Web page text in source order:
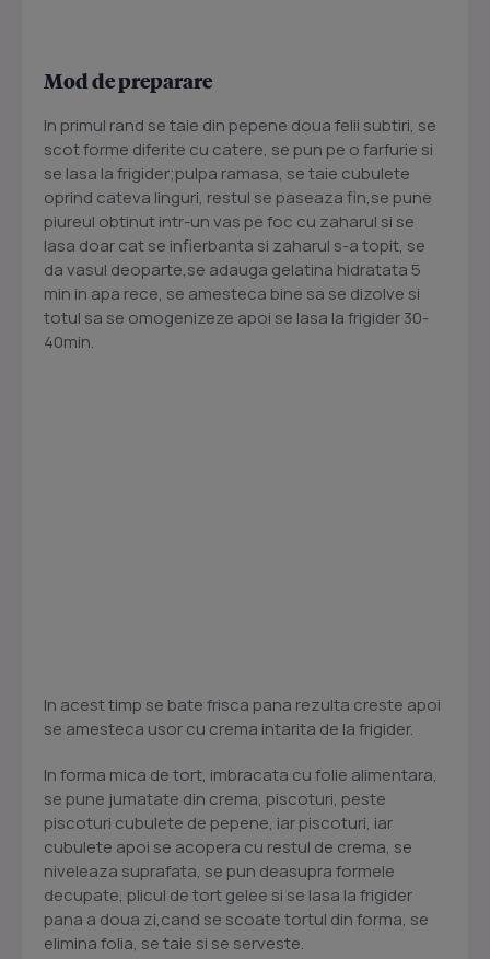
Mod de preparare
In primul rand se taie din pepene doua felii subtiri, se
scot forme diferite cu catere, se pun pe o farfurie si
se lasa la frigider;pulpa ramasa, se taie cubulete
oprind cateva linguri, restul se paseaza fin,se pune
piureul obtinut intr-un vas pe foc cu zaharul si se
lasa doar cat se infierbanta si zaharul s-a topit, se
da vasul deoparte,se adauga gelatina hidratata 5
min in apa rece, se amesteca bine sa se dizolve si
totul sa se omogenizeze apoi se lasa la frigider 30-
40min.
In acest timp se bate frisca pana rezulta creste apoi
se amesteca usor cu crema intarita de la frigider.
In forma mica de tort, imbracata cu folie alimentara,
se pune jumatate din crema, piscoturi, peste
piscoturi cubulete de pepene, iar piscoturi, iar
cubulete apoi se acopera cu restul de crema, se
niveleaza suprafata, se pun deasupra formele
decupate, plicul de tort gelee si se lasa la frigider
pana a doua zi,cand se scoate tortul din forma, se
elimina folia, se taie si se serveste.